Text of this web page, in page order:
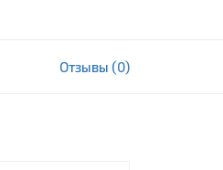
В корзину
Отзывы (0)